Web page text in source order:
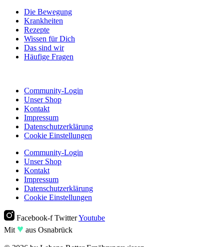
Die Bewegung
Krankheiten
Rezepte
Wissen für Dich
Das sind wir
Häufige Fragen
Community-Login
Unser Shop
Kontakt
Impressum
Datenschutzerklärung
Cookie Einstellungen
Community-Login
Unser Shop
Kontakt
Impressum
Datenschutzerklärung
Cookie Einstellungen
Facebook-f TwitterYoutube
Mit ♥︎ aus Osnabrück